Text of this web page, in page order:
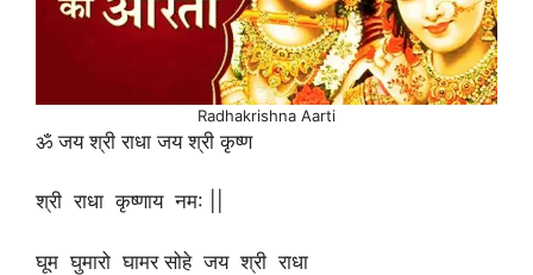
Radhakrishna Aarti
ॐ जय श्री राधा जय श्री कृष्ण
श्री राधा कृष्णाय नम: ||
घूम घुमारो घामर सोहे जय श्री राधा